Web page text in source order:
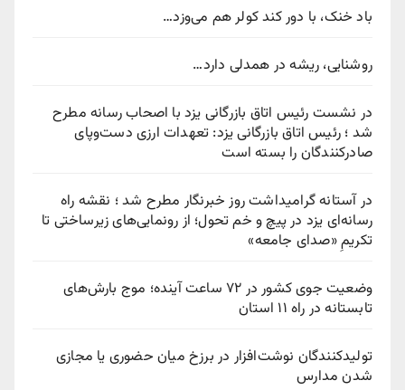
باد خنک، با دور کند کولر هم می‌وزد…
روشنایی، ریشه در همدلی دارد…
در نشست رئیس اتاق بازرگانی یزد با اصحاب رسانه مطرح
شد ؛ رئیس اتاق بازرگانی یزد: تعهدات ارزی دست‌وپای
صادرکنندگان را بسته است
در آستانه گرامیداشت روز خبرنگار مطرح شد ؛ نقشه راه
رسانه‌ای یزد در پیچ‌ و خم تحول؛ از رونمایی‌های زیرساختی تا
تکریمِ «صدای جامعه»
وضعیت جوی کشور در ۷۲ ساعت آینده؛ موج بارش‌های
تابستانه در راه ۱۱ استان
تولیدکنندگان نوشت‌افزار در برزخ میان حضوری یا مجازی
شدن مدارس